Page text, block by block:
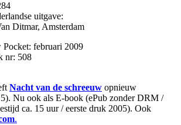
uitgave:
Ditmar, Amsterdam
februari 2009
nr: 508
Nacht van de schreeuw opnieuw
Nu ook als E-book (ePub zonder DRM /
ca. 15 uur / eerste druk 2005). Ook
.